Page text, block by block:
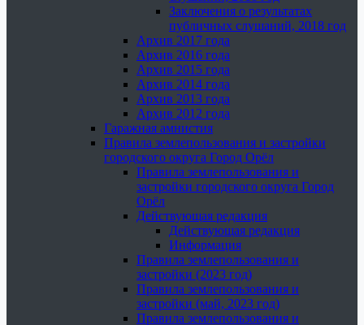
Заключения о результатах
публичных слушаний, 2018 год
Архив 2017 года
Архив 2016 года
Архив 2015 года
Архив 2014 года
Архив 2013 года
Архив 2012 года
Гаражная амнистия
Правила землепользования и застройки
городского округа Город Орёл
Правила землепользования и
застройки городского округа Город
Орёл
Действующая редакция
Действующая редакция
Информация
Правила землепользования и
застройки (2023 год)
Правила землепользования и
застройки (май, 2023 год)
Правила землепользования и